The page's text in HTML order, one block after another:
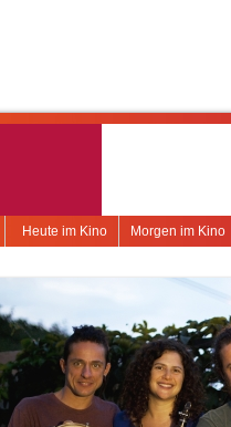
Morgen im Kino
Heute im Kino